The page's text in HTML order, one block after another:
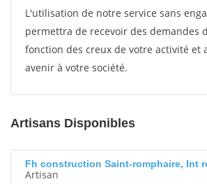
L'utilisation de notre service sans
permettra de recevoir des demandes
fonction des creux de votre activité et
avenir à votre société.
Artisans Disponibles
Fh construction Saint-romphaire, Int
Artisan